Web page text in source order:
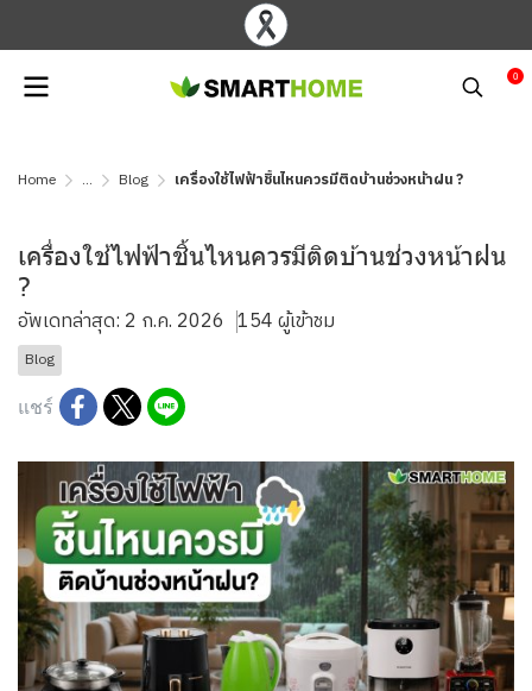
0
Home ... Blog เครื่องใช้ไฟฟ้าชิ้นไหนควรมีติดบ้านช่วงหน้าฝน ?
เครื่องใช้ไฟฟ้าชิ้นไหนควรมีติดบ้านช่วงหน้าฝน
?
อัพเดทล่าสุด: 2 ก.ค. 2026 154 ผู้เข้าชม
Blog
แชร์